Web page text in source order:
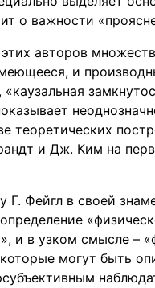
о важности
авторов
и
«каузальная
теоретических
и Дж. Ким на
Г. Фейгл в своей
и в узком смысле –
могут быть